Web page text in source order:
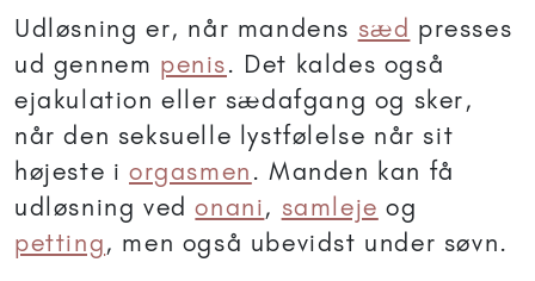
Udløsning er, når mandens sæd presses
ud gennem penis. Det kaldes også
ejakulation eller sædafgang og sker,
når den seksuelle lystfølelse når sit
højeste i orgasmen . Manden kan få
udløsning vedonani, samleje og
petting, men også ubevidst under søvn.